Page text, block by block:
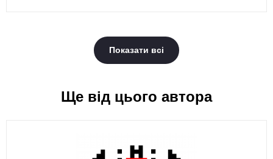
Показати всі
Ще від цього автора